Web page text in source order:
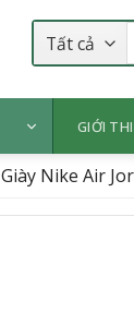
GIỚI
Giày Nike Air